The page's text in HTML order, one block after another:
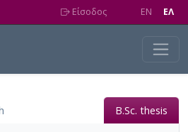
Είσοδος EN EΛ
B.Sc. thesis